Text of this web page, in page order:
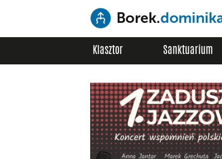
Klasztor Sanktuarium